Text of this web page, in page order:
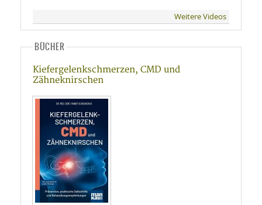
Weitere Videos
BÜCHER
Kiefergelenkschmerzen, CMD und
Zähneknirschen